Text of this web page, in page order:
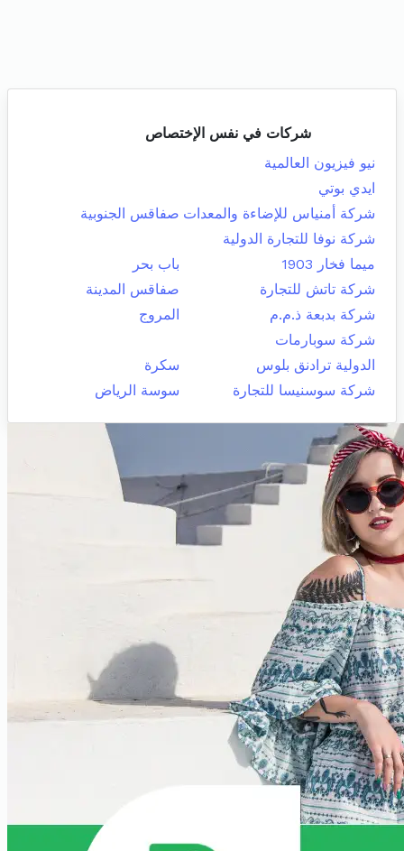
شركات في نفس الإختصاص
نيو فيزيون العالمية
ايدي بوتي
شركة أمنياس للإضاءة والمعدات صفاقس الجنوبية
شركة نوفا للتجارة الدولية
ميما فخار 1903
باب بحر
شركة تاتش للتجارة
صفاقس المدينة
شركة بدبعة ذ.م.م
المروج
شركة سوبارمات
الدولية ترادنق بلوس
سكرة
شركة سوسنيسا للتجارة
سوسة الرياض